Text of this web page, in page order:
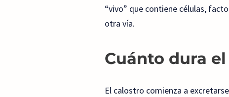
“vivo” que contiene células,
otra vía.
Cuánto dura
El calostro comienza a